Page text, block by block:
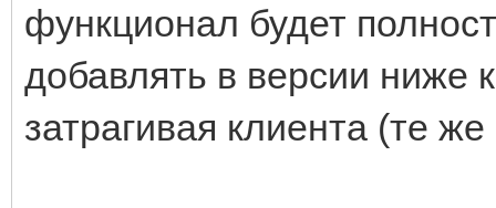
функционал будет
добавлять в версии ниже
затрагивая клиента (те